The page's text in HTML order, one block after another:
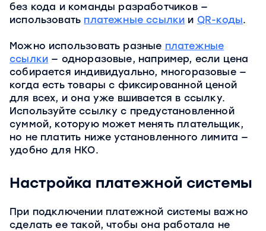
без кода и команды разработчиков —
использовать платежные ссылки и QR-коды.
Можно использовать разные платежные
ссылки — одноразовые, например, если цена
собирается индивидуально, многоразовые —
когда есть товары с фиксированной ценой
для всех, и она уже вшивается в ссылку.
Используйте ссылку с предустановленной
суммой, которую может менять плательщик,
но не платить ниже установленного лимита —
удобно для НКО.
Настройка платежной системы
При подключении платежной системы важно
сделать ее такой, чтобы она работала не